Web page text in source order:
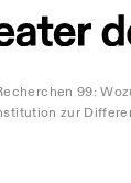
99:
zur